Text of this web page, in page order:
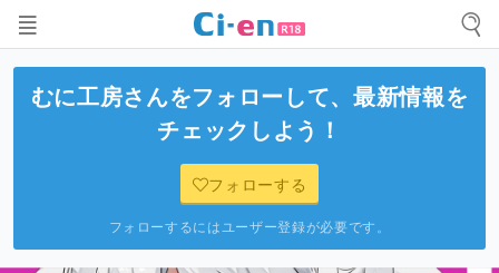
むに工房さんをフォローして、最新情報を
チェックしよう！
フォローする
フォローするにはユーザー登録が必要です。